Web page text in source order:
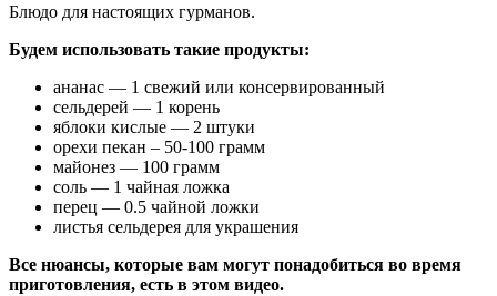
Блюдо для настоящих гурманов.
Будем использовать такие продукты:
ананас — 1 свежий или консервированный
сельдерей — 1 корень
яблоки кислые — 2 штуки
орехи пекан – 50-100 грамм
майонез — 100 грамм
соль — 1 чайная ложка
перец — 0.5 чайной ложки
листья сельдерея для украшения
Все нюансы, которые вам могут понадобиться во время
приготовления, есть в этом видео.